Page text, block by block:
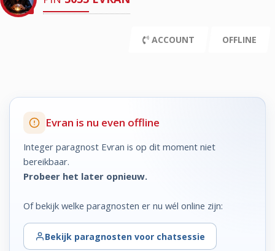
ACCOUNT OFFLINE
Evran is nu even offline
Integer paragnost Evran is op dit moment niet
bereikbaar.
Probeer het later opnieuw.
Of bekijk welke paragnosten er nu wél online zijn:
Bekijk paragnosten voor chatsessie